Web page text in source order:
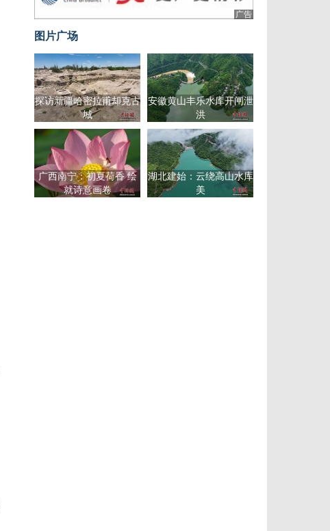
广告
图片广场
探访新疆哈密拉甫却克古
城
安徽黄山丰乐水库开闸泄
洪
广西南宁：初夏荷香 绘
就诗意画卷
湖北建始：云绕高山水库
美